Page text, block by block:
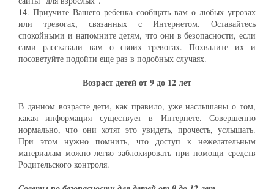
14. Приучите Вашего ребенка сообщать вам о любых угрозах
или тревогах, связанных с Интернетом. Оставайтесь
спокойными и напомните детям, что они в безопасности, если
сами рассказали вам о своих тревогах. Похвалите их и
посоветуйте подойти еще раз в подобных случаях.
Возраст детей от 9 до 12 лет
В данном возрасте дети, как правило, уже наслышаны о том,
какая информация существует в Интернете. Совершенно
нормально, что они хотят это увидеть, прочесть, услышать.
При этом нужно помнить, что доступ к нежелательным
материалам можно легко заблокировать при помощи средств
Родительского контроля.